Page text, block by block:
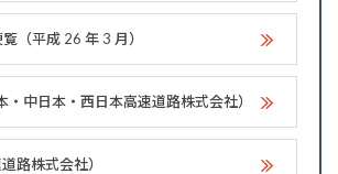
（平成 26 年 3 月）
・中日本・西日本高速道路株式会社）
路株式会社）